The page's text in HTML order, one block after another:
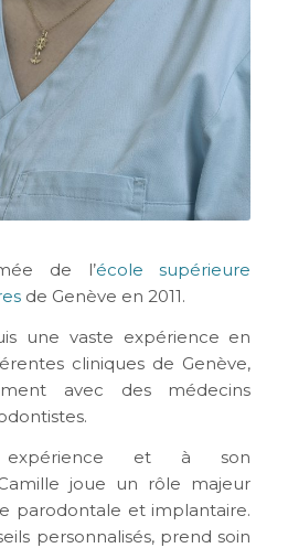
de l’école supérieure
de Genève en 2011.
une vaste expérience en
cliniques de Genève,
avec des médecins
et à son
joue un rôle majeur
parodontale et implantaire.
personnalisés, prend soin